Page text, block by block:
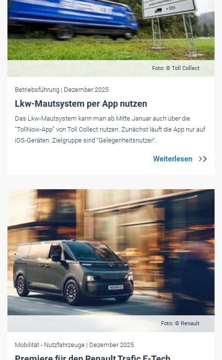
Foto: © Toll Collect
Betriebsführung | Dezember 2025
Lkw-Mautsystem per App nutzen
Das Lkw-Mautsystem kann man ab Mitte Januar auch über die
"TollNow-App" von Toll Collect nutzen. Zunächst läuft die App nur auf
iOS-Geräten. Zielgruppe sind "Gelegenheitsnutzer".
Foto: © Renault
Mobilität - Nutzfahrzeuge | Dezember 2025